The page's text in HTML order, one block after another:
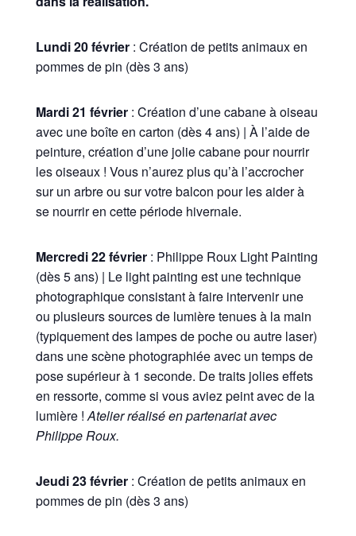
Lundi 20 février: Création de petits animaux en
pommes de pin (dès 3 ans)
Mardi 21 février: Création d’une cabane à oiseau
avec une boîte en carton (dès 4 ans) | À l’aide de
peinture, création d’une jolie cabane pour nourrir
les oiseaux ! Vous n’aurez plus qu’à l’accrocher
sur un arbre ou sur votre balcon pour les aider à
se nourrir en cette période hivernale.
Mercredi 22 février: Philippe Roux Light Painting
(dès 5 ans) | Le light painting est une technique
photographique consistant à faire intervenir une
ou plusieurs sources de lumière tenues à la main
(typiquement des lampes de poche ou autre laser)
dans une scène photographiée avec un temps de
pose supérieur à 1 seconde. De traits jolies effets
en ressorte, comme si vous aviez peint avec de la
lumière !Atelier réalisé en partenariat avec
Philippe Roux.
Jeudi 23 février: Création de petits animaux en
pommes de pin (dès 3 ans)